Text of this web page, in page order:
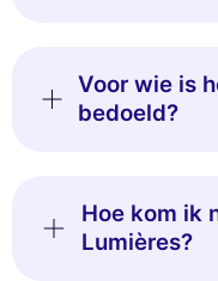
Voor wie is
bedoeld?
Hoe kom ik
Lumières?